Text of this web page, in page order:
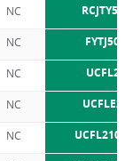
NC RCJTY50-
NC FYTJ50TF
NC UCFL210
NC
NC UCFL210